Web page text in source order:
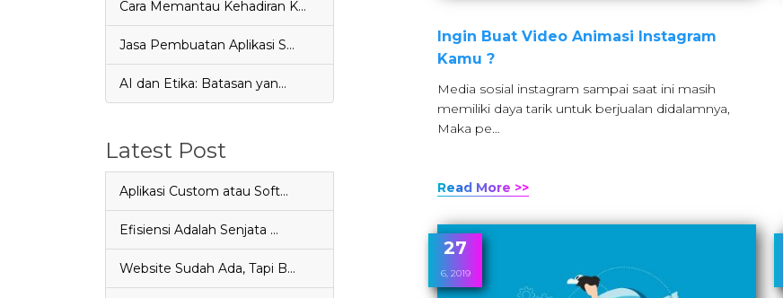
Cara Memantau Kehadiran K…
Jasa Pembuatan Aplikasi S…
AI dan Etika: Batasan yan…
Latest Post
Aplikasi Custom atau Soft…
Efisiensi Adalah Senjata …
Website Sudah Ada, Tapi B…
Ingin Buat Video Animasi Instagram
Kamu ?
Media sosial instagram sampai saat ini masih
memiliki daya tarik untuk berjualan didalamnya,
Maka pe…
Read More >>
27
6, 2019